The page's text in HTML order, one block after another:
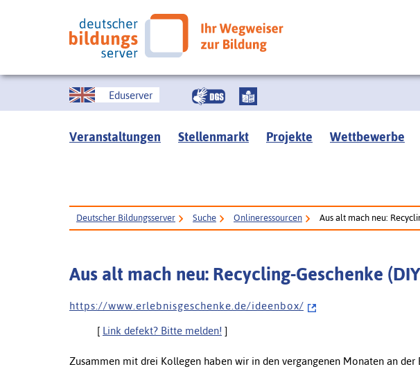
Eduserver
Veranstaltungen Stellenmarkt Projekte Wettbewerbe
Deutscher Bildungsserver Suche Onlineressourcen Aus alt mach neu:
Aus alt mach neu: Recycling-Geschenke
h t t p s : / / w w w . e r l e b n i s g e s c h e n k e . d e / i d e e n b o x /
[ Link defekt? Bitte melden! ]
Zusammen mit drei Kollegen haben wir in den vergangenen Monaten an der